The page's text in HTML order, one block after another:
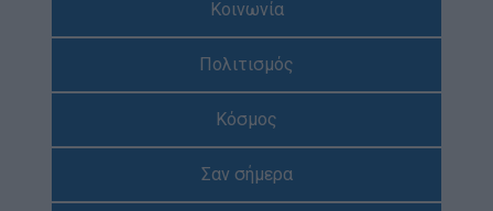
Η Προσκοπική Μέθοδος
Προσκοπικό Πρόγραμμα
Κοινωνία
Πολιτισμός
Κόσμος
Σαν σήμερα